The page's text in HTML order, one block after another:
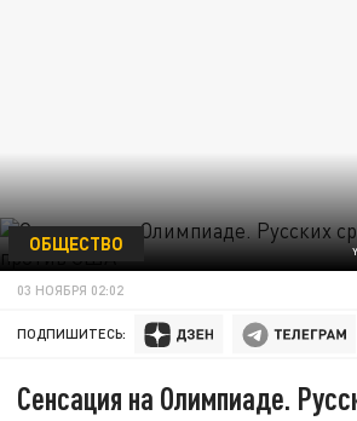
ОБЩЕСТВО
03 НОЯБРЯ 02:02
ПОДПИШИТЕСЬ:
Сенсация на Олимпиаде.